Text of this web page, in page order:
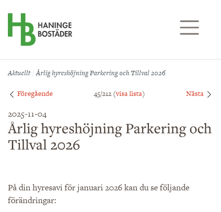
Aktuellt Årlig hyreshöjning Parkering och Tillval 2026
Föregående 45/212 (visa lista) Nästa
2025-11-04
Årlig hyreshöjning Parkering och
Tillval 2026
På din hyresavi för januari 2026 kan du se följande
förändringar: